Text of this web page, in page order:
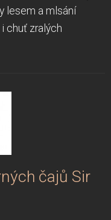
lesem a mlsání
chuť zralých
čajů Sir